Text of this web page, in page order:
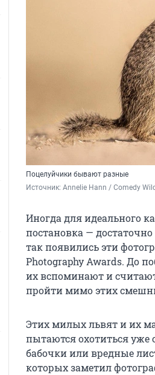
Поцелуйчики бывают разные
Источник: Annelie Hann / Comedy
Иногда для идеального
постановка —
так появились эти
Photography Awards. До
их вспоминают и
пройти мимо этих
Этих милых львят и их
пытаются охотиться уже
бабочки или вредные
которых заметил